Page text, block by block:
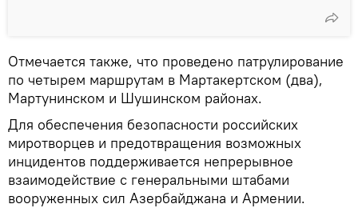
Отмечается также, что проведено патрулирование
по четырем маршрутам в Мартакертском (два),
Мартунинском и Шушинском районах.
Для обеспечения безопасности российских
миротворцев и предотвращения возможных
инцидентов поддерживается непрерывное
взаимодействие с генеральными штабами
вооруженных сил Азербайджана и Армении.